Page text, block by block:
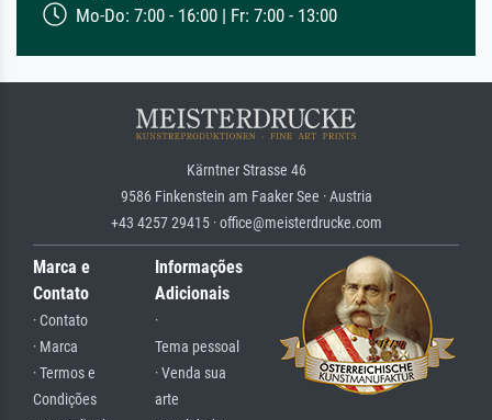
Mo-Do: 7:00 - 16:00 | Fr: 7:00 - 13:00
Kärntner Strasse 46
9586 Finkenstein am Faaker See · Austria
+43 4257 29415 · office@meisterdrucke.com
Marca e
Contato
· Contato
· Marca
· Termos e
Condições
Informações
Adicionais
·
Tema pessoal
· Venda sua
arte